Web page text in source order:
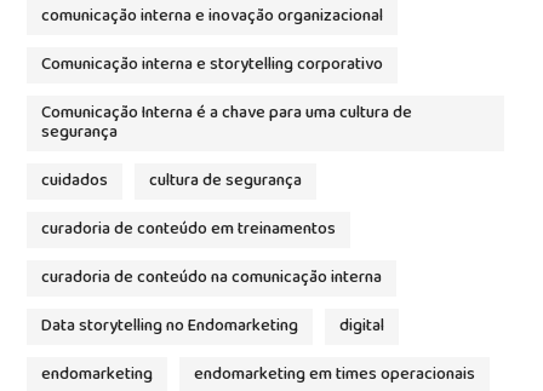
comunicação interna e inovação organizacional
Comunicação interna e storytelling corporativo
Comunicação Interna é a chave para uma cultura de
segurança
cuidados
cultura de segurança
curadoria de conteúdo em treinamentos
curadoria de conteúdo na comunicação interna
Data storytelling no Endomarketing
digital
endomarketing
endomarketing em times operacionais